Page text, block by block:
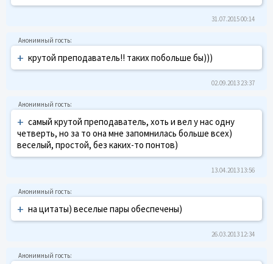
31.07.2015 00:14
+ крутой преподаватель!! таких побольше бы)))
02.09.2013 23:37
+ самый крутой преподаватель, хоть и вел у нас одну
четверть, но за то она мне запомнилась больше всех)
веселый, простой, без каких-то понтов)
13.04.2013 13:56
+ на цитаты) веселые пары обеспечены)
26.03.2013 12:34